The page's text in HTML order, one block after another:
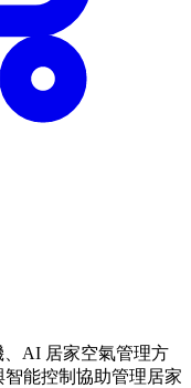
AI 居家空氣管理方
能控制協助管理居家